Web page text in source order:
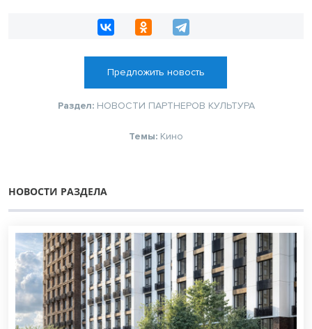
Предложить новость
Раздел: НОВОСТИ ПАРТНЕРОВ КУЛЬТУРА
Темы: Кино
НОВОСТИ РАЗДЕЛА